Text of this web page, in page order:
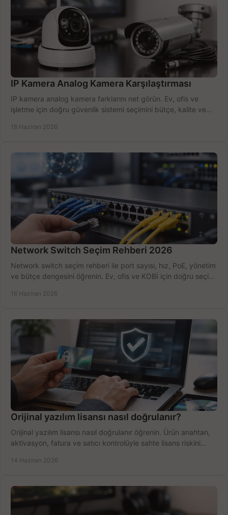
IP Kamera Analog Kamera Karşılaştırması
IP kamera analog kamera farklarını net görün. Ev, ofis ve
işletme için doğru güvenlik sistemi seçimini bütçe, kalite ve
18 Haziran 2026
Network Switch Seçim Rehberi 2026
Network switch seçim rehberi ile port sayısı, hız, PoE, yönetim
ve bütçe dengesini öğrenin. Ev, ofis ve KOBİ için doğru seçimi
16 Haziran 2026
Orijinal yazılım lisansı nasıl doğrulanır?
Orijinal yazılım lisansı nasıl doğrulanır öğrenin. Ürün anahtarı,
aktivasyon, fatura ve satıcı kontrolüyle sahte lisans riskini
14 Haziran 2026